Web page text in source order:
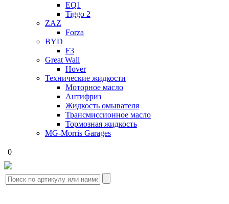
EQ1
Tiggo 2
ZAZ
Forza
BYD
F3
Great Wall
Hover
Технические жидкости
Моторное масло
Антифриз
Жидкость омывателя
Трансмиссионное масло
Тормозная жидкость
MG-Morris Garages
0